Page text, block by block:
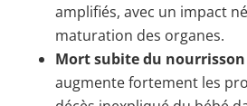
amplifiés, avec un impact
maturation des organes.
Mort subite du nourrisson
augmente fortement les